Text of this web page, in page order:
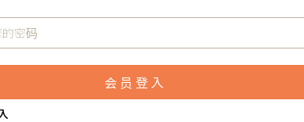
会员登入